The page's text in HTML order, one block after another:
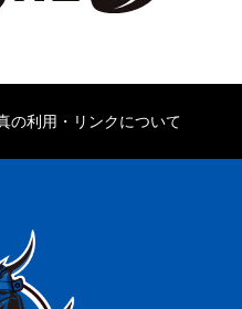
の利用・リンクについて